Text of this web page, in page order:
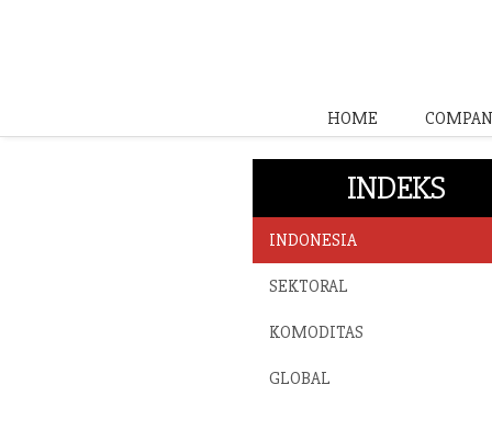
HOME
INDEKS
INDONESIA
SEKTORAL
KOMODITAS
GLOBAL